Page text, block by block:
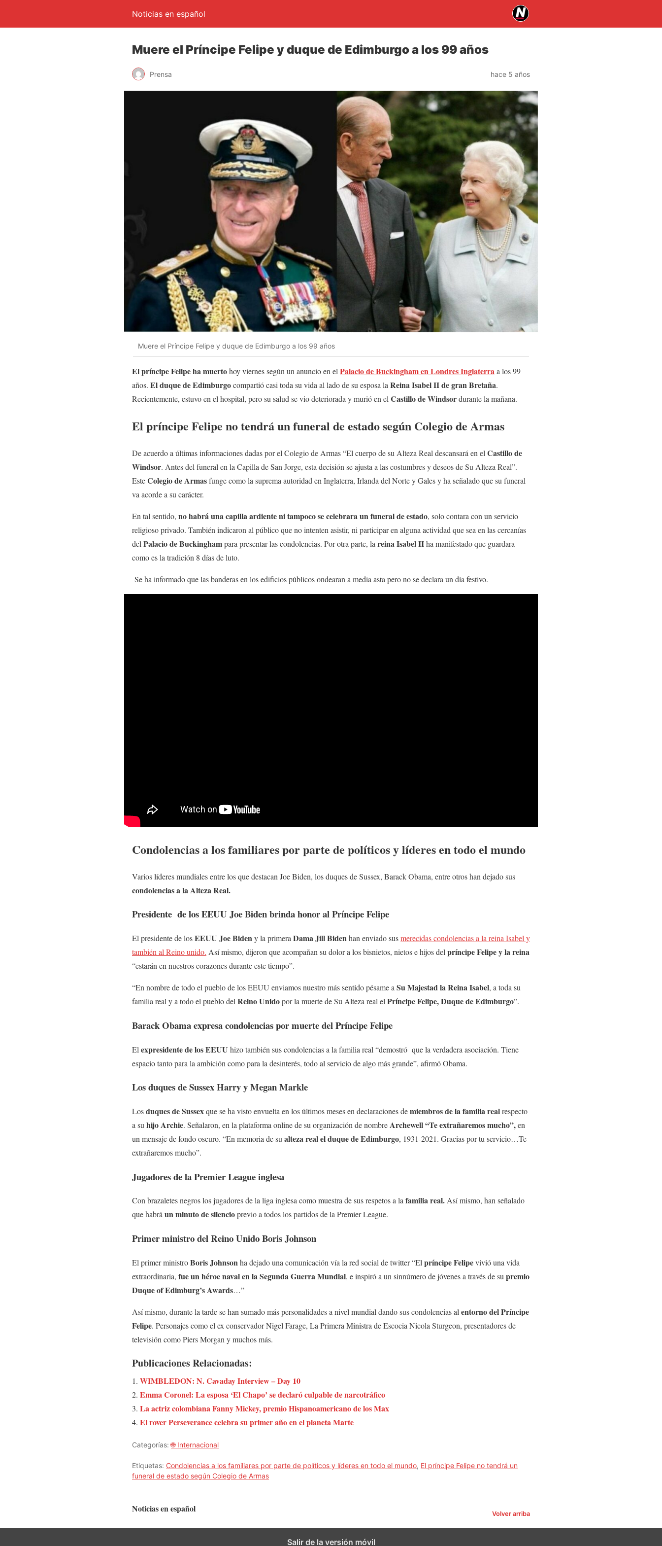
Noticias en español
Muere el Príncipe Felipe y duque de Edimburgo a los 99 años
Prensa hace 5 años
Muere el Príncipe Felipe y duque de Edimburgo a los 99 años
El príncipe Felipe ha muertohoy viernes según un anuncio en elPalacio de Buckingham en Londres Inglaterraa los 99
años. El duque de Edimburgocompartió casi toda su vida al lado de su esposa laReina Isabel II de gran Bretaña.
Recientemente, estuvo en el hospital, pero su salud se vio deteriorada y murió en elCastillo de Windsordurante la mañana.
El príncipe Felipe no tendrá un funeral de estado según Colegio de Armas
De acuerdo a últimas informaciones dadas por el Colegio de Armas “El cuerpo de su Alteza Real descansará en elCastillo de
Windsor. Antes del funeral en la Capilla de San Jorge, esta decisión se ajusta a las costumbres y deseos de Su Alteza Real”.
EsteColegio de Armasfunge como la suprema autoridad en Inglaterra, Irlanda del Norte y Gales y ha señalado que su funeral
va acorde a su carácter.
En tal sentido, no habrá una capilla ardiente ni tampoco se celebrara un funeral de estado, solo contara con un servicio
religioso privado. También indicaron al público que no intenten asistir, ni participar en alguna actividad que sea en las cercanías
delPalacio de Buckinghampara presentar las condolencias. Por otra parte, lareina Isabel IIha manifestado que guardara
como es la tradición 8 días de luto.
Se ha informado que las banderas en los edificios públicos ondearan a media asta pero no se declara un día festivo.
Condolencias a los familiares por parte de políticos y líderes en todo el mundo
Varios líderes mundiales entre los que destacan Joe Biden, los duques de Sussex, Barack Obama, entre otros han dejado sus
condolencias a la Alteza Real.
Presidente de los EEUU Joe Biden brinda honor al Príncipe Felipe
El presidente de losEEUU Joe Bideny la primera Dama Jill Bidenhan enviado susmerecidas condolencias a la reina Isabel y
también al Reino unido. Así mismo, dijeron que acompañan su dolor a los bisnietos, nietos e hijos del príncipe Felipe y la reina
“estarán en nuestros corazones durante este tiempo”.
“En nombre de todo el pueblo de los EEUU enviamos nuestro más sentido pésame a Su Majestad la Reina Isabel, a toda su
familia real y a todo el pueblo del Reino Unidopor la muerte de Su Alteza real el Príncipe Felipe, Duque de Edimburgo”.
Barack Obama expresa condolencias por muerte del Príncipe Felipe
El expresidente de los EEUU hizo también sus condolencias a la familia real “demostró que la verdadera asociación. Tiene
espacio tanto para la ambición como para la desinterés, todo al servicio de algo más grande”, afirmó Obama.
Los duques de Sussex Harry y Megan Markle
Losduques de Sussexque se ha visto envuelta en los últimos meses en declaraciones demiembros de la familia realrespecto
a su hijo Archie. Señalaron, en la plataforma online de su organización de nombreArchewell “Te extrañaremos mucho”,en
un mensaje de fondo oscuro. “En memoria de su alteza real el duque de Edimburgo, 1931-2021. Gracias por tu servicio…Te
extrañaremos mucho”.
Jugadores de la Premier League inglesa
Con brazaletes negros los jugadores de la liga inglesa como muestra de sus respetos a lafamilia real.Así mismo, han señalado
que habráun minuto de silencioprevio a todos los partidos de la Premier League.
Primer ministro del Reino Unido Boris Johnson
El primer ministroBoris Johnsonha dejado una comunicación vía la red social de twitter “El príncipe Felipevivió una vida
extraordinaria, fue un héroe naval en la Segunda Guerra Mundial, e inspiró a un sinnúmero de jóvenes a través de su premio
Duque of Edimburg’s Awards…”
Así mismo, durante la tarde se han sumado más personalidades a nivel mundial dando sus condolencias al entorno del Príncipe
Felipe. Personajes como el ex conservador Nigel Farage, La Primera Ministra de Escocia Nicola Sturgeon, presentadores de
televisión como Piers Morgan y muchos más.
Publicaciones Relacionadas:
WIMBLEDON: N. Cavaday Interview – Day 10
Emma Coronel: La esposa ‘El Chapo’ se declaró culpable de narcotráfico
La actriz colombiana Fanny Mickey, premio Hispanoamericano de los Max
El rover Perseverance celebra su primer año en el planeta Marte
Categorías:🌐 Internacional
Etiquetas: Condolencias a los familiares por parte de políticos y líderes en todo el mundo, El príncipe Felipe no tendrá un
funeral de estado según Colegio de Armas
Noticias en español Volver arriba
Salir de la versión móvil